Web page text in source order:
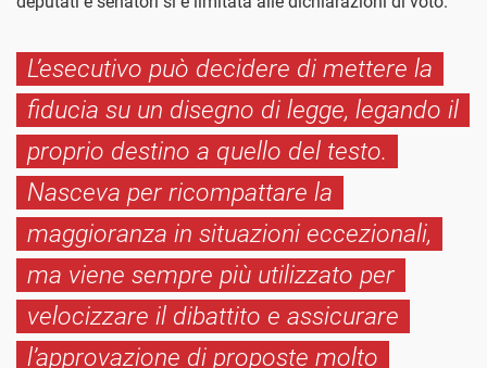
L’esecutivo può decidere di mettere la
fiducia su un disegno di legge, legando il
proprio destino a quello del testo.
Nasceva per ricompattare la
maggioranza in situazioni eccezionali,
ma viene sempre più utilizzato per
velocizzare il dibattito e assicurare
l’approvazione di proposte molto